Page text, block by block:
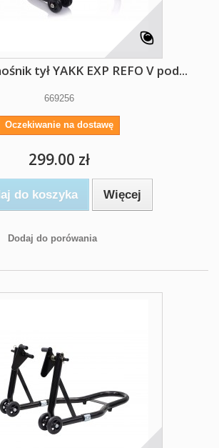
tył YAKK EXP REFO V pod...
669256
Oczekiwanie na dostawę
299.00 zł
do koszyka Więcej
Dodaj do porówania